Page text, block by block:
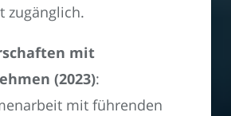
zugänglich.
mit
(2023):
mit führenden